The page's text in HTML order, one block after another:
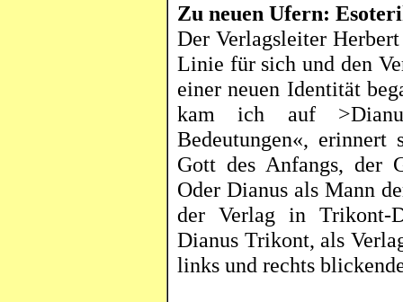
Zu neuen Ufern:
Der Verlagsleiter
Linie für sich und den
einer neuen Identität
kam ich auf >
Bedeutungen«,
Gott des Anfangs,
Oder Dianusals Mann
der Verlag inTrikont-
Dianus Trikont, als
links und rechts